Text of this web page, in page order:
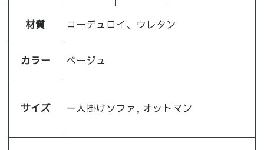
材質 コーデュロイ、ウレタン
カラー ベージュ
サイズ 一人掛けソファ, オットマン